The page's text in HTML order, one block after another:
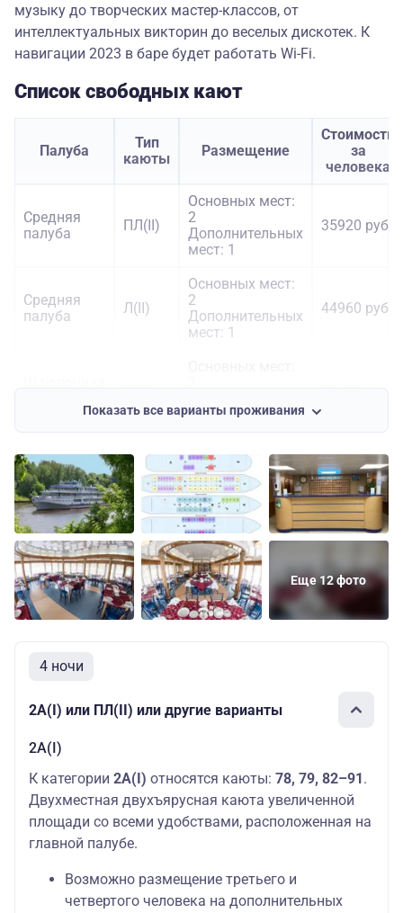
музыку до творческих мастер-классов, от
интеллектуальных викторин до веселых дискотек. К
навигации 2023 в баре будет работать Wi-Fi.
Список свободных кают
Палуба
Тип
каюты
Размещение
Стоимость
за
человека
Средняя
палуба
ПЛ(II)
Основных мест:
2
Дополнительных
мест: 1
35920 руб.
Средняя
палуба
Л(II)
Основных мест:
2
Дополнительных
мест: 1
44960 руб.
мест: 2
Показать все варианты проживания
Еще 12 фото
4 ночи
2А(I) или ПЛ(II) или другие варианты
2А(I)
К категории 2А(I) относятся каюты: 78, 79, 82–91 .
Двухместная двухъярусная каюта увеличенной
площади со всеми удобствами, расположенная на
главной палубе.
Возможно размещение третьего и
четвертого человека на дополнительных